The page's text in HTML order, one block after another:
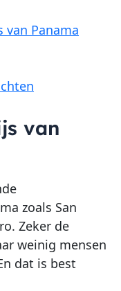
van Panama
van
zoals San
Zeker de
weinig mensen
dat is best